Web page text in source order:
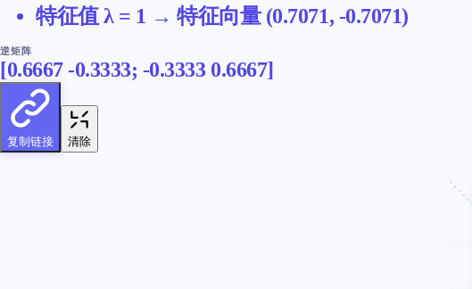
特征值λ = 1 →特征向量(0.7071, -0.7071)
逆矩阵
[0.6667 -0.3333; -0.3333 0.6667]
复制链接 清除